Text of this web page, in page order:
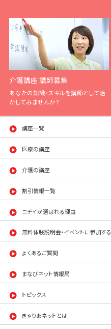
介護講座 講師募集
あなたの知識・スキルを講師として活
かしてみませんか？
講座一覧
医療の講座
介護の講座
割引情報一覧
ニチイが選ばれる理由
無料体験説明会・イベントに参加する
よくあるご質問
まなびネット情報局
トピックス
きゃりあネットとは